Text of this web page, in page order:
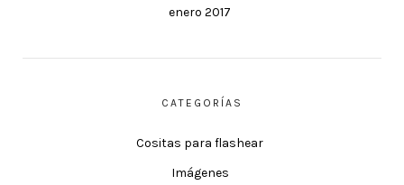
enero 2017
CATEGORÍAS
Cositas para flashear
Imágenes